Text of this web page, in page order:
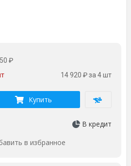
₽
14 920 ₽за 4 шт
Купить
В кредит
в избранное